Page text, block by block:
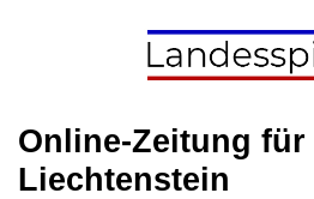
Online-Zeitung für
Liechtenstein